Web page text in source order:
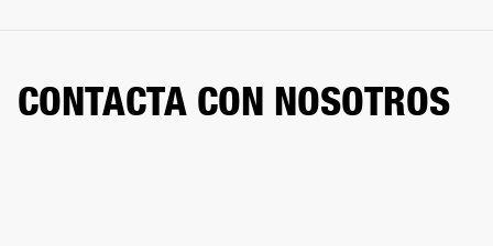
CONTACTA CON NOSOTROS